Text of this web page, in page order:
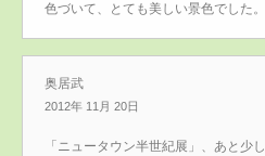
色づいて、とても美しい景色でした。
奥居武
2012年 11月 20日
「ニュータウン半世紀展」、あと少